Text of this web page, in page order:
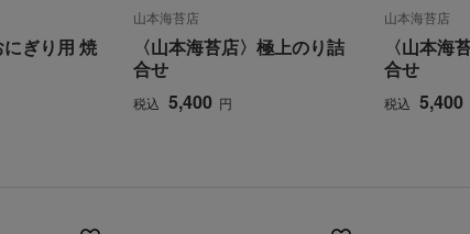
にぎり用 焼
山本海苔店
〈山本海苔店〉極上のり詰
合せ
税込 5,400 円
山本海苔店
〈山本海
合せ
税込 5,400